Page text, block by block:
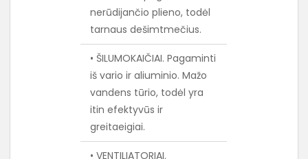
nerūdijančio plieno, todėl
tarnaus dešimtmečius.
• ŠILUMOKAIČIAI. Pagaminti
iš vario ir aliuminio. Mažo
vandens tūrio, todėl yra
itin efektyvūs ir
greitaeigiai.
• VENTILIATORIAI.